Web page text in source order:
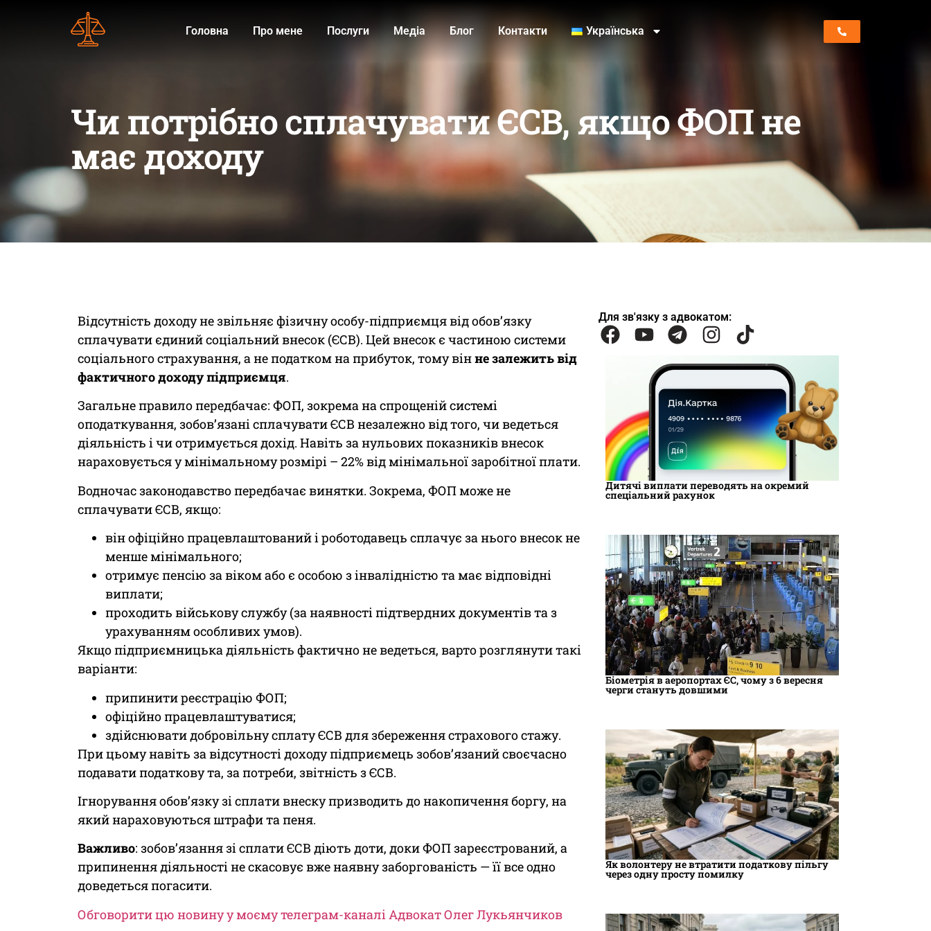
Головна Про мене Послуги Медiа Блог Контакти Українська
Чи потрібно сплачувати ЄСВ, якщо ФОП не
має доходу
Відсутність доходу не звільняє фізичну особу-підприємця від обов’язку
сплачувати єдиний соціальний внесок (ЄСВ). Цей внесок є частиною системи
соціального страхування, а не податком на прибуток, тому вінне залежить від
фактичного доходу підприємця.
Загальне правило передбачає: ФОП, зокрема на спрощеній системі
оподаткування, зобов’язані сплачувати ЄСВ незалежно від того, чи ведеться
діяльність і чи отримується дохід. Навіть за нульових показників внесок
нараховується у мінімальному розмірі – 22% від мінімальної заробітної плати.
Водночас законодавство передбачає винятки. Зокрема, ФОП може не
сплачувати ЄСВ, якщо:
він офіційно працевлаштований і роботодавець сплачує за нього внесок не
менше мінімального;
отримує пенсію за віком або є особою з інвалідністю та має відповідні
виплати;
проходить військову службу (за наявності підтвердних документів та з
урахуванням особливих умов).
Якщо підприємницька діяльність фактично не ведеться, варто розглянути такі
варіанти:
припинити реєстрацію ФОП;
офіційно працевлаштуватися;
здійснювати добровільну сплату ЄСВ для збереження страхового стажу.
При цьому навіть за відсутності доходу підприємець зобов’язаний своєчасно
подавати податкову та, за потреби, звітність з ЄСВ.
Ігнорування обов’язку зі сплати внеску призводить до накопичення боргу, на
який нараховуються штрафи та пеня.
Важливо: зобов’язання зі сплати ЄСВ діють доти, доки ФОП зареєстрований, а
припинення діяльності не скасовує вже наявну заборгованість — її все одно
доведеться погасити.
Обговорити цю новину у моєму телеграм-каналі Адвокат Олег Лукьянчиков
Для зв'язку з адвокатом:
Дитячі виплати переводять на окремий
спеціальний рахунок
Біометрія в аеропортах ЄС, чому з 6 вересня
черги стануть довшими
Як волонтеру не втратити податкову пільгу
через одну просту помилку